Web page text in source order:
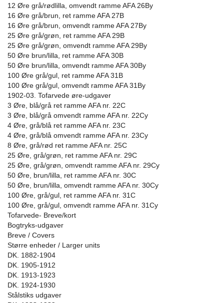
12 Øre grå/rødlilla, omvendt ramme AFA 26By
16 Øre grå/brun, ret ramme AFA 27B
16 Øre grå/brun, omvendt ramme AFA 27By
25 Øre grå/grøn, ret ramme AFA 29B
25 Øre grå/grøn, omvendt ramme AFA 29By
50 Øre brun/lilla, ret ramme AFA 30B
50 Øre brun/lilla, omvendt ramme AFA 30By
100 Øre grå/gul, ret ramme AFA 31B
100 Øre grå/gul, omvendt ramme AFA 31By
1902-03. Tofarvede øre-udgaver
3 Øre, blå/grå ret ramme AFA nr. 22C
3 Øre, blå/grå omvendt ramme AFA nr. 22Cy
4 Øre, grå/blå ret ramme AFA nr. 23C
4 Øre, grå/blå omvendt ramme AFA nr. 23Cy
8 Øre, grå/rød ret ramme AFA nr. 25C
25 Øre, grå/grøn, ret ramme AFA nr. 29C
25 Øre, grå/grøn, omvendt ramme AFA nr. 29Cy
50 Øre, brun/lilla, ret ramme AFA nr. 30C
50 Øre, brun/lilla, omvendt ramme AFA nr. 30Cy
100 Øre, grå/gul, ret ramme AFA nr. 31C
100 Øre, grå/gul, omvendt ramme AFA nr. 31Cy
Tofarvede- Breve/kort
Bogtryks-udgaver
Breve / Covers
Større enheder / Larger units
DK. 1882-1904
DK. 1905-1912
DK. 1913-1923
DK. 1924-1930
Stålstiks udgaver